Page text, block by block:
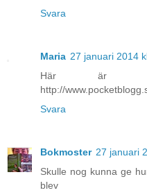
Svara
Maria 27 januari 2014
Här är
http://
Svara
Bokmoster 27 januari
Skulle nog kunna ge
blev